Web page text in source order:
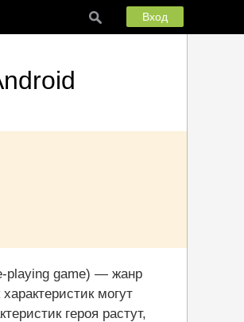
Вход
playing game) — жанр
могут
героя растут,